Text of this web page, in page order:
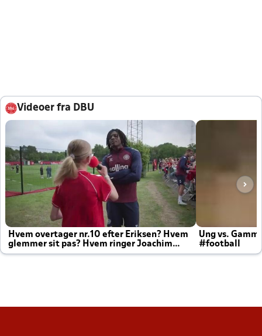
Videoer fra DBU
Hvem overtager nr.10 efter Eriksen? Hvem
glemmer sit pas? Hvem ringer Joachim
altid til efter kampe?
Ung vs.
#football